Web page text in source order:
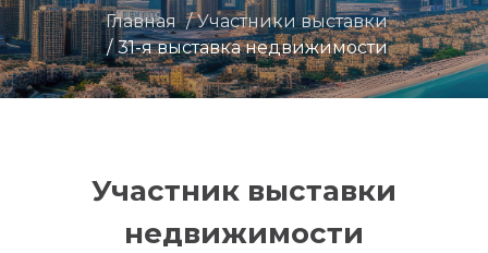
Главная
Участники выставки
31-я выставка недвижимости
Участник выставки
недвижимости